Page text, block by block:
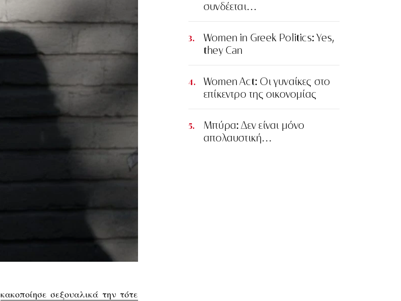
κακοποίησε σεξουαλικά την τότε
συνδέεται…
Women in Greek Politics: Yes,
they Can
Women Act: Οι γυναίκες στο
επίκεντρο της οικονομίας
Μπύρα: Δεν είναι μόνο
απολαυστική…